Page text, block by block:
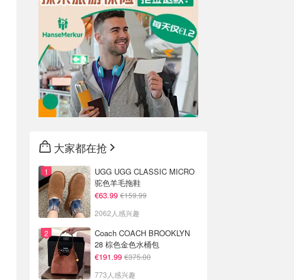
大家都在抢
UGG UGG CLASSIC MICRO
驼色羊毛拖鞋
€63.99 €159.99
2062人感兴趣
Coach COACH BROOKLYN
28 棕色金色水桶包
€191.99 €375.00
773人感兴趣